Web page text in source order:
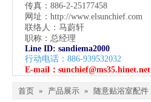
传真：886-2-25177458
网址： http://www.elsunchief.com
联络人：马蔚轩
职称：总经理
Line ID: sandiema2000
行动电话：886-939532032
E-mail： sunchief@ms35.hinet.net
首页 » 产品展示 » 随意贴浴室配件